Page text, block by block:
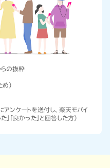
らの抜粋
）
アンケートを送付し、楽天モバイ
」「良かった」と回答した方）